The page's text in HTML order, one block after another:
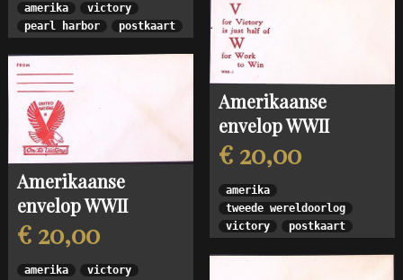
amerika
victory
pearl harbor
postkaart
Amerikaanse
envelop WWII
€ 20,00
amerika
tweede wereldoorlog
victory
postkaart
Amerikaanse
envelop WWII
€ 20,00
amerika
victory